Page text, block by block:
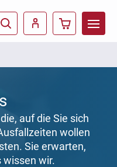
auf die Sie sich
wollen
Sie erwarten,
wissen wir.